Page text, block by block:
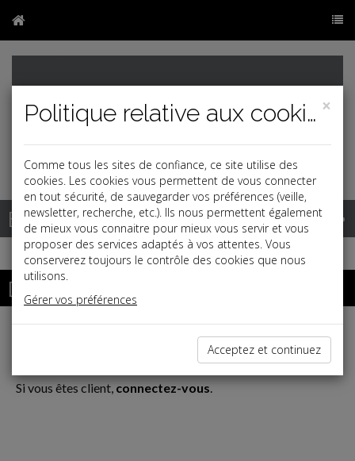
Base documentaire
Dossiers
Si vous êtes client, connectez-vous
×
Politique relative aux cookies
Comme tous les sites de confiance, ce site utilise des
cookies. Les cookies vous permettent de vous connecter
en tout sécurité, de sauvegarder vos préférences (veille,
newsletter, recherche, etc.). Ils nous permettent également
de mieux vous connaitre pour mieux vous servir et vous
proposer des services adaptés à vos attentes. Vous
conserverez toujours le contrôle des cookies que nous
utilisons.
Gérer vos préférences
Acceptez et continuez